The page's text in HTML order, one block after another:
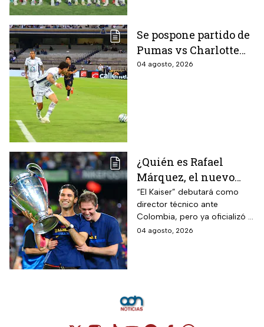
Se pospone partido de
Pumas vs Charlotte
FC en el inicio de la
04 agosto, 2026
¿Quién es Rafael
Márquez, el nuevo
entrenador de la
Selección Mexicana
que debutará con
Colombia, Perú y
“El Kaiser” debutará como
director técnico ante
Colombia, pero ya oficializó la
fecha de su primer encuentro
04 agosto, 2026